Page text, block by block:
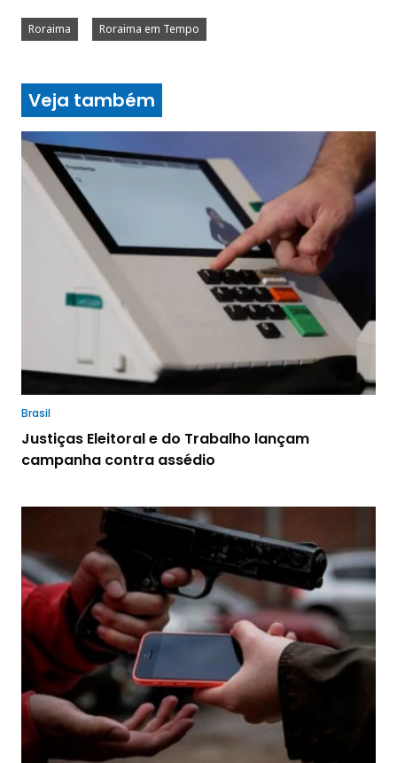
Roraima Roraima em Tempo
Veja também
Brasil
Justiças Eleitoral e do Trabalho lançam
campanha contra assédio